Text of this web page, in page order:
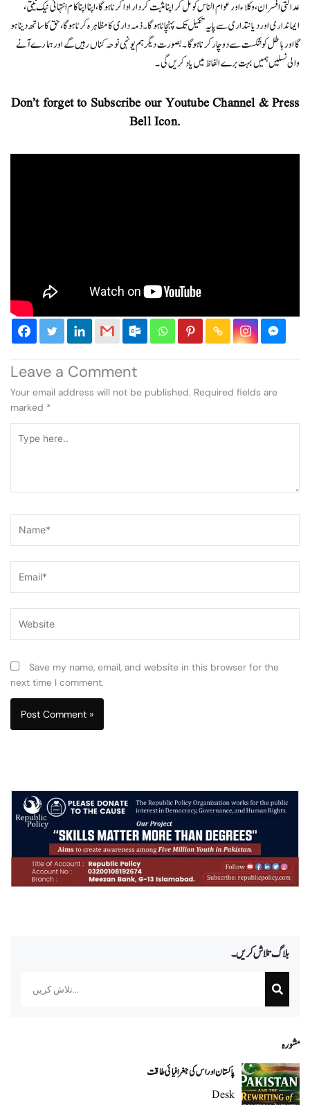
بلاگ تلاش کریں۔
مشورہ
پاکستان اور اس کی جغرافیائی طاقت
Desk
عدالتی افسران، وکلاء اور عوام الناس کو مل کر اپنا مثبت کردار ادا کرنا ہو گا، اپنا اپنا کام انتہائی نیک نیتی،
ایمانداری اور دیانتداری سے پایہ تکمیل تک پہنچانا ہو گا۔ ذمہ داری کا مظاہرہ کرنا ہو گا، حق کا ساتھ دینا ہو
گا اور باطل کو شکست سے دو چار کرنا ہو گا۔ بصورت دیگر ہم یونہی نوحہ کناں رہیں گے اور ہمارے آنے
والی نسلیں ہمیں بہت برے الفاظ میں یاد کریں گی۔
Don’t forget to Subscribe our Youtube Channel & Press
Bell Icon.
Leave a Comment
Your email address will not be published. Required fields are
marked *
here..
Save my name, email, and website in this browser for the
next time I comment.